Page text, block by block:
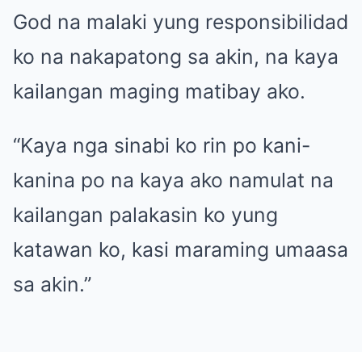
God na malaki yung responsibilidad
ko na nakapatong sa akin, na kaya
kailangan maging matibay ako.
“Kaya nga sinabi ko rin po kani-
kanina po na kaya ako namulat na
kailangan palakasin ko yung
katawan ko, kasi maraming umaasa
sa akin.”